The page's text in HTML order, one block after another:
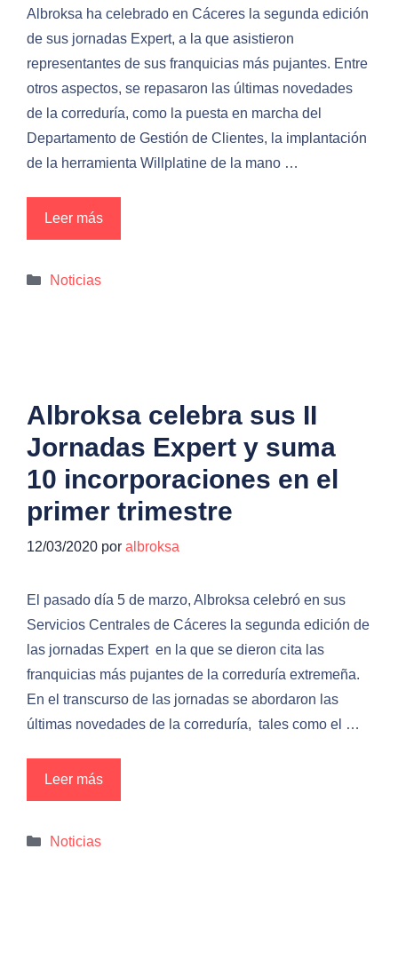
Albroksa ha celebrado en Cáceres la segunda edición
de sus jornadas Expert, a la que asistieron
representantes de sus franquicias más pujantes. Entre
otros aspectos, se repasaron las últimas novedades
de la correduría, como la puesta en marcha del
Departamento de Gestión de Clientes, la implantación
de la herramienta Willplatine de la mano …
Leer más
Categorías
Noticias
Albroksa celebra sus II
Jornadas Expert y suma
10 incorporaciones en el
primer trimestre
12/03/2020 por albroksa
El pasado día 5 de marzo, Albroksa celebró en sus
Servicios Centrales de Cáceres la segunda edición de
las jornadas Expert en la que se dieron cita las
franquicias más pujantes de la correduría extremeña.
En el transcurso de las jornadas se abordaron las
últimas novedades de la correduría, tales como el …
Leer más
Categorías
Noticias